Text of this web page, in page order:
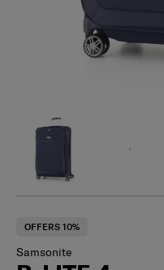
OFFERS 10%
Samsonite